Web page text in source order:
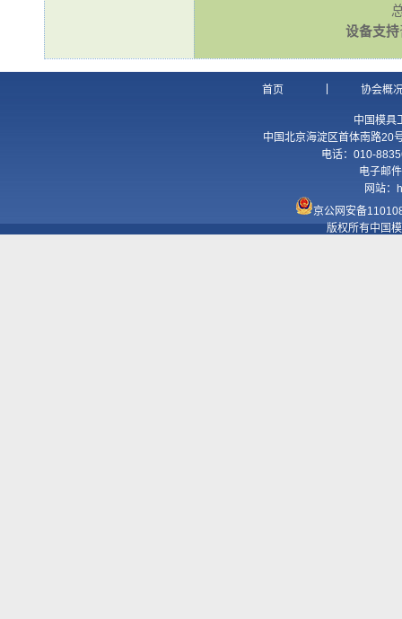
设备支持
首页 协会概
中国模具
中国北京海淀区首体南路20
电话：010-
电子邮
网站：
京公网安备
版权所有中国